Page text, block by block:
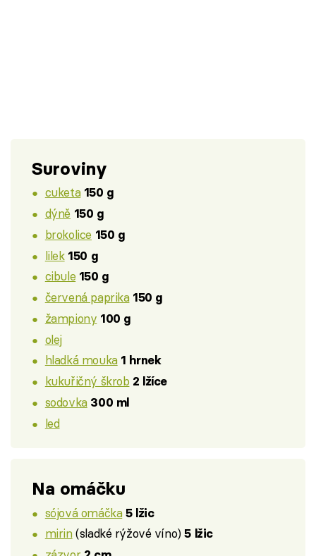
Suroviny
cuketa 150 g
dýně 150 g
brokolice 150 g
lilek 150 g
cibule 150 g
červená paprika 150 g
žampiony 100 g
olej
hladká mouka 1 hrnek
kukuřičný škrob 2 lžíce
sodovka 300 ml
led
Na omáčku
sójová omáčka 5 lžic
mirin(sladké rýžové víno)5 lžic